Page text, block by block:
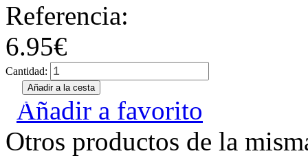
Referencia:
6.95€
Cantidad:
Añadir a favorito
Otros productos de la